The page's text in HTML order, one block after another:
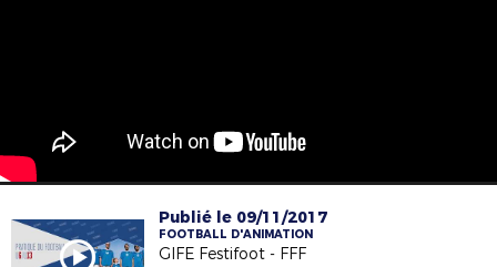
Publié le 09/11/2017
FOOTBALL D'ANIMATION
GIFE Festifoot - FFF